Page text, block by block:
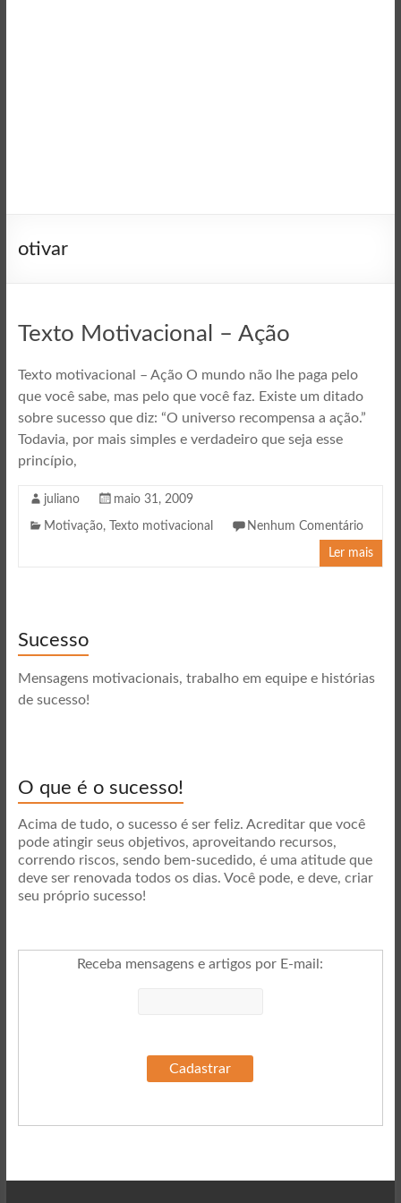
otivar
Texto Motivacional – Ação
Texto motivacional – Ação O mundo não lhe paga pelo
que você sabe, mas pelo que você faz. Existe um ditado
sobre sucesso que diz: “O universo recompensa a ação.”
Todavia, por mais simples e verdadeiro que seja esse
princípio,
juliano maio 31, 2009
Motivação, Texto motivacional Nenhum Comentário
Ler mais
Sucesso
Mensagens motivacionais, trabalho em equipe e histórias
de sucesso!
O que é o sucesso!
Acima de tudo, o sucesso é ser feliz. Acreditar que você
pode atingir seus objetivos, aproveitando recursos,
correndo riscos, sendo bem-sucedido, é uma atitude que
deve ser renovada todos os dias. Você pode, e deve, criar
seu próprio sucesso!
Receba mensagens e artigos por E-mail :